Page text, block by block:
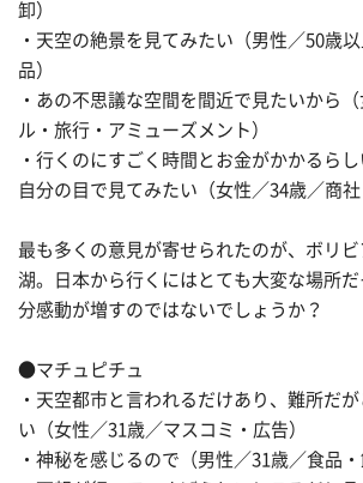
卸）
・天空の絶景を見てみたい（男性／50歳
品）
・あの不思議な空間を間近で見たいから
ル・旅行・アミューズメント）
・行くのにすごく時間とお金がかかるら
自分の目で見てみたい（女性／34歳／商社
最も多くの意見が寄せられたのが、ボリ
湖。日本から行くにはとても大変な場所
分感動が増すのではないでしょうか？
●マチュピチュ
・天空都市と言われるだけあり、難所だ
い（女性／31歳／マスコミ・広告）
・神秘を感じるので（男性／31歳／食品・